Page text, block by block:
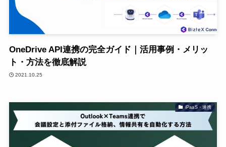
OneDrive API連携の完全ガイド｜活用事例・メリッ
ト・方法を徹底解説
2021.10.25
iPaaS・連携